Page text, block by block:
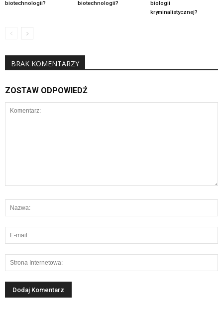
biotechnologii? biotechnologii?
biologii
kryminalistycznej?
BRAK KOMENTARZY
ZOSTAW ODPOWIEDŹ